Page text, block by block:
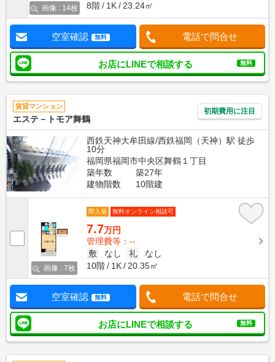
画像 : 14枚
8階
1K 23.24㎡
空室確認 無料 電話で問合せ
お店にLINEで相談する 無料
賃貸マンション
エステ－トモア舞鶴
初期費用に注目
西鉄天神大牟田線/西鉄福岡（天神）駅 徒歩
10分
福岡県福岡市中央区舞鶴１丁目
築年数
築27年
建物階数
10階建
画像 : 7枚
即入居 無料オンライン相談可
7.7万円
管理費等：--
敷
なし 礼
なし
10階
1K 20.35㎡
空室確認 無料 電話で問合せ
お店にLINEで相談する 無料